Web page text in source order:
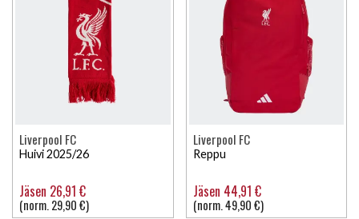
Liverpool FC
Huivi 2025/26
Jäsen 26,91 €
(norm. 29,90 €)
Liverpool FC
Reppu
Jäsen 44,91 €
(norm. 49,90 €)